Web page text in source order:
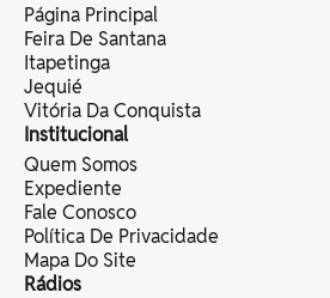
Página Principal
Feira De Santana
Itapetinga
Jequié
Vitória Da Conquista
Institucional
Quem Somos
Expediente
Fale Conosco
Política De Privacidade
Mapa Do Site
Rádios